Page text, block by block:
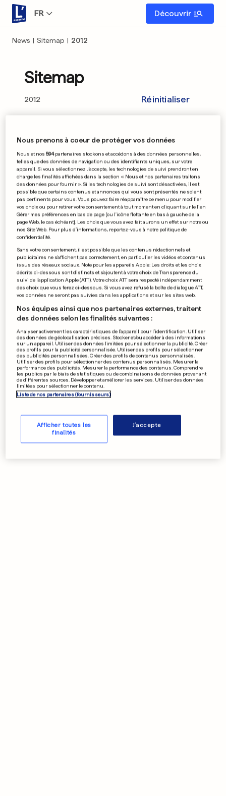
FR Découvrir
News | Sitemap | 2012
Sitemap
2012 Réinitialiser
Mars Avril
Mai Juin
Juillet Août
Septembre Octobre
Novembre Décembre
Nous prenons à coeur de protéger vos données
Nous et nos594partenaires stockons et accédons à des données personnelles,
telles que des données de navigation ou des identifiants uniques, sur votre
appareil. Si vous sélectionnez J'accepte, les technologies de suivi prendront en
charge les finalités affichées dans la section « Nous et nos partenaires traitons
des données pour fournir ». Si les technologies de suivi sont désactivées, il est
possible que certains contenus et annonces qui vous sont présentés ne soient
pas pertinents pour vous. Vous pouvez faire réapparaître ce menu pour modifier
vos choix ou pour retirer votre consentement à tout moment en cliquant sur le lien
Gérer mes préférences en bas de page [ou l'icône flottante en bas à gauche de la
page Web, le cas échéant]. Les choix que vous avez fait aurons un effet sur notre ou
nos Site Web. Pour plus d’informations, reportez-vous à notre politique de
confidentialité.
Sans votre consentement, il est possible que les contenus rédactionnels et
publicitaires ne s'affichent pas correctement, en particulier les vidéos et contenus
issus des réseaux sociaux. Note pour les appareils Apple: Les droits et les choix
décrits ci-dessous sont distincts et s'ajoutent à votre choix de Transparence du
suivi de l'application Apple (ATT). Votre choix ATT sera respecté indépendamment
des choix que vous ferez ci-dessous. Si vous avez refusé la boîte de dialogue ATT,
vos données ne seront pas suivies dans les applications et sur les sites web.
Nos équipes ainsi que nos partenaires externes, traitent
des données selon les finalités suivantes :
Analyser activement les caractéristiques de l’appareil pour l’identification. Utiliser
des données de géolocalisation précises. Stocker et/ou accéder à des informations
sur un appareil. Utiliser des données limitées pour sélectionner la publicité. Créer
des profils pour la publicité personnalisée. Utiliser des profils pour sélectionner
des publicités personnalisées. Créer des profils de contenus personnalisés.
Utiliser des profils pour sélectionner des contenus personnalisés. Mesurer la
performance des publicités. Mesurer la performance des contenus. Comprendre
les publics par le biais de statistiques ou de combinaisons de données provenant
de différentes sources. Développer et améliorer les services. Utiliser des données
limitées pour sélectionner le contenu.
Liste de nos partenaires (fournisseurs)
Afficher toutes les
finalités
J'accepte